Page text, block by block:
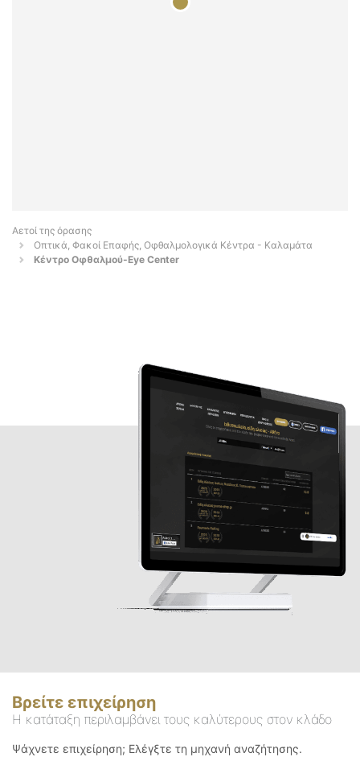
Αετοί της όρασης
Οπτικά, Φακοί Επαφής, Οφθαλμολογικά Κέντρα - Καλαμάτα
Κέντρο Οφθαλμού-Eye Center
Βρείτε επιχείρηση
Η κατάταξη περιλαμβάνει τους καλύτερους στον κλάδο
Ψάχνετε επιχείρηση; Ελέγξτε τη μηχανή αναζήτησης.